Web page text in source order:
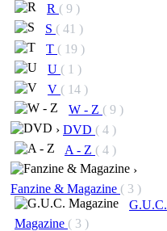
R ( 9 )
S ( 41 )
T ( 19 )
U ( 1 )
V ( 14 )
W - Z ( 9 )
› DVD ( 4 )
A - Z ( 4 )
›
Fanzine & Magazine ( 3 )
G.U.C.
Magazine ( 3 )